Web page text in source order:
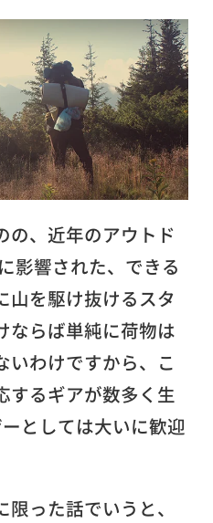
の、近年のアウトド
影響された、できる
山を駆け抜けるスタ
ならば単純に荷物は
いわけですから、こ
するギアが数多く生
としては大いに歓迎
った話でいうと、